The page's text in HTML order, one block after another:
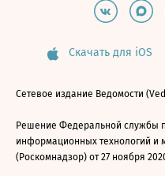
Скачать для iOS
Сетевое издание Ведомости
Решение Федеральной службы
информационных технологий и
(Роскомнадзор) от 27 ноября